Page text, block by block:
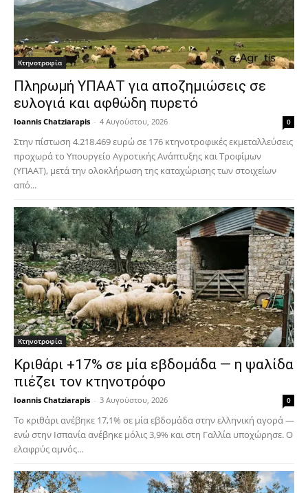
Κτηνοτροφία
Πληρωμή ΥΠΑΑΤ για αποζημιώσεις σε
ευλογιά και αφθώδη πυρετό
Ioannis Chatziarapis - 4 Αυγούστου, 2026 0
Στην πίστωση 4.218.469 ευρώ σε 176 κτηνοτροφικές εκμεταλλεύσεις
προχωρά το Υπουργείο Αγροτικής Ανάπτυξης και Τροφίμων
(ΥΠΑΑΤ), μετά την ολοκλήρωση της καταχώρισης των στοιχείων
από...
Κτηνοτροφία
Κριθάρι +17% σε μία εβδομάδα — η ψαλίδα
πιέζει τον κτηνοτρόφο
Ioannis Chatziarapis - 3 Αυγούστου, 2026 0
Το κριθάρι ανέβηκε 17,1% σε μία εβδομάδα στην ελληνική αγορά —
ενώ στην Ισπανία ανέβηκε μόλις 3,9% και στη Γαλλία υποχώρησε. Ο
ελαφρύς αμνός...